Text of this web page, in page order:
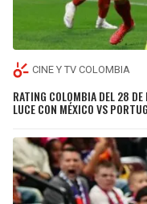
CINE Y TV COLOMBIA
RATING COLOMBIA DEL 28
LUCE CON MÉXICO VS